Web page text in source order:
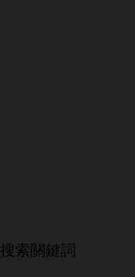
搜索關鍵詞